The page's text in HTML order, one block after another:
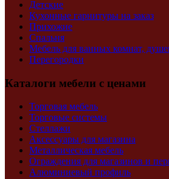
Детские
Кухонные гарнитуры на заказ
Прихожие
Спальня
Мебель для ванных комнат,
Перегородки
Каталоги мебели с ценами
Торговая мебель
Торговые системы
Стеллажи
Аксессуары для магазина
Металлическая мебель
Ограждения для магазинов и
Алюминиевый профиль